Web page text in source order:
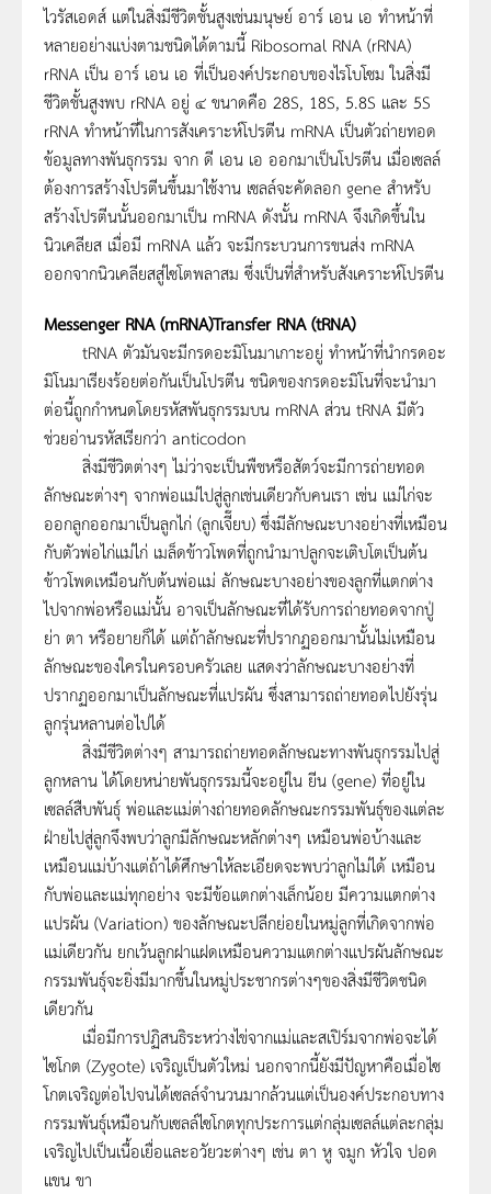
ไวรัสเอดส์ แต่ในสิ่งมีชีวิตชั้นสูงเช่นมนุษย์ อาร์ เอน เอ ทำหน้าที่
หลายอย่างแบ่งตามชนิดได้ตามนี้ Ribosomal RNA (rRNA)
rRNA เป็น อาร์ เอน เอ ที่เป็นองค์ประกอบของไรโบโซม ในสิ่งมี
ชีวิตชั้นสูงพบ rRNA อยู่ ๔ ขนาดคือ 28S, 18S, 5.8S และ 5S
rRNA ทำหน้าที่ในการสังเคราะห์โปรตีน mRNA เป็นตัวถ่ายทอด
ข้อมูลทางพันธุกรรม จาก ดี เอน เอ ออกมาเป็นโปรตีน เมื่อเซลล์
ต้องการสร้างโปรตีนขึ้นมาใช้งาน เซลล์จะคัดลอก gene สำหรับ
สร้างโปรตีนนั้นออกมาเป็น mRNA ดังนั้น mRNA จึงเกิดขึ้นใน
นิวเคลียส เมื่อมี mRNA แล้ว จะมีกระบวนการขนส่ง mRNA
ออกจากนิวเคลียสสู่ไซโตพลาสม ซึ่งเป็นที่สำหรับสังเคราะห์โปรตีน
Messenger RNA (mRNA)Transfer RNA (tRNA)
tRNA ตัวมันจะมีกรดอะมิโนมาเกาะอยู่ ทำหน้าที่นำกรดอะ
มิโนมาเรียงร้อยต่อกันเป็นโปรตีน ชนิดของกรดอะมิโนที่จะนำมา
ต่อนี้ถูกกำหนดโดยรหัสพันธุกรรมบน mRNA ส่วน tRNA มีตัว
ช่วยอ่านรหัสเรียกว่า anticodon
สิ่งมีชีวิตต่างๆ ไม่ว่าจะเป็นพืชหรือสัตว์จะมีการถ่ายทอด
ลักษณะต่างๆ จากพ่อแม่ไปสู่ลูกเช่นเดียวกับคนเรา เช่น แม่ไก่จะ
ออกลูกออกมาเป็นลูกไก่ (ลูกเจี๊ยบ) ซึ่งมีลักษณะบางอย่างที่เหมือน
กับตัวพ่อไก่แม่ไก่ เมล็ดข้าวโพดที่ถูกนำมาปลูกจะเติบโตเป็นต้น
ข้าวโพดเหมือนกับต้นพ่อแม่ ลักษณะบางอย่างของลูกที่แตกต่าง
ไปจากพ่อหรือแม่นั้น อาจเป็นลักษณะที่ได้รับการถ่ายทอดจากปู่
ย่า ตา หรือยายก็ได้ แต่ถ้าลักษณะที่ปรากฏออกมานั้นไม่เหมือน
ลักษณะของใครในครอบครัวเลย แสดงว่าลักษณะบางอย่างที่
ปรากฏออกมาเป็นลักษณะที่แปรผัน ซึ่งสามารถถ่ายทอดไปยังรุ่น
ลูกรุ่นหลานต่อไปได้
สิ่งมีชีวิตต่างๆ สามารถถ่ายทอดลักษณะทางพันธุกรรมไปสู่
ลูกหลาน ได้โดยหน่ายพันธุกรรมนี้จะอยู่ใน ยีน (gene) ที่อยู่ใน
เซลล์สืบพันธุ์ พ่อและแม่ต่างถ่ายทอดลักษณะกรรมพันธุ์ของแต่ละ
ฝ่ายไปสู่ลูกจึงพบว่าลูกมีลักษณะหลักต่างๆ เหมือนพ่อบ้างและ
เหมือนแม่บ้างแต่ถ้าได้ศึกษาให้ละเอียดจะพบว่าลูกไม่ได้ เหมือน
กับพ่อและแม่ทุกอย่าง จะมีข้อแตกต่างเล็กน้อย มีความแตกต่าง
แปรผัน (Variation) ของลักษณะปลีกย่อยในหมู่ลูกที่เกิดจากพ่อ
แม่เดียวกัน ยกเว้นลูกฝาแฝดเหมือนความแตกต่างแปรผันลักษณะ
กรรมพันธุ์จะยิ่งมีมากขึ้นในหมู่ประชากรต่างๆของสิ่งมีชีวิตชนิด
เดียวกัน
เมื่อมีการปฏิสนธิระหว่างไข่จากแม่และสเปิร์มจากพ่อจะได้
ไซโกต (Zygote) เจริญเป็นตัวใหม่ นอกจากนี้ยังมีปัญหาคือเมื่อไซ
โกตเจริญต่อไปจนได้เซลล์จำนวนมากล้วนแต่เป็นองค์ประกอบทาง
กรรมพันธุ์เหมือนกับเซลล์ไซโกตทุกประการแต่กลุ่มเซลล์แต่ละกลุ่ม
เจริญไปเป็นเนื้อเยื่อและอวัยวะต่างๆ เช่น ตา หู จมูก หัวใจ ปอด
แขน ขา